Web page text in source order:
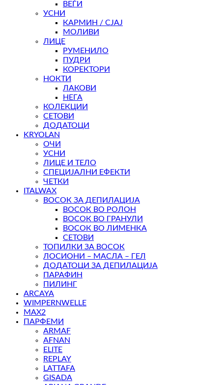
ВЕЃИ
УСНИ
КАРМИН / СЈАЈ
МОЛИВИ
ЛИЦЕ
РУМЕНИЛО
ПУДРИ
КОРЕКТОРИ
НОКТИ
ЛАКОВИ
НЕГА
КОЛЕКЦИИ
СЕТОВИ
ДОДАТОЦИ
KRYOLAN
ОЧИ
УСНИ
ЛИЦЕ И ТЕЛО
СПЕЦИЈАЛНИ ЕФЕКТИ
ЧЕТКИ
ITALWAX
ВОСОК ЗА ДЕПИЛАЦИЈА
ВОСОК ВО РОЛОН
ВОСОК ВО ГРАНУЛИ
ВОСОК ВО ЛИМЕНКА
СЕТОВИ
ТОПИЛКИ ЗА ВОСОК
ЛОСИОНИ – МАСЛА – ГЕЛ
ДОДАТОЦИ ЗА ДЕПИЛАЦИЈА
ПАРАФИН
ПИЛИНГ
ARCAYA
WIMPERNWELLE
MAX2
ПАРФЕМИ
ARMAF
AFNAN
ELITE
REPLAY
LATTAFA
GISADA